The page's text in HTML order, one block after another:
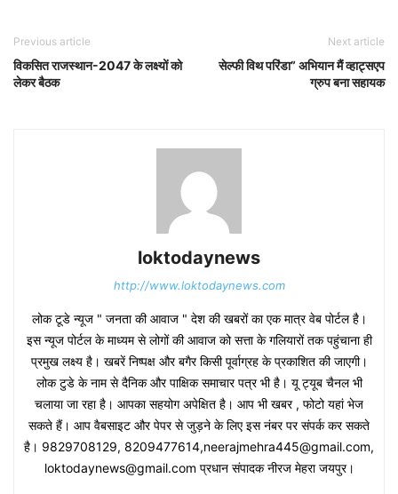
Previous article
विकसित राजस्थान-2047 के लक्ष्यों को
लेकर बैठक
Next article
सेल्फी विथ परिंडा” अभियान मैं व्हाट्सएप
ग्रुप बना सहायक
loktodaynews
http://www.loktodaynews.com
लोक टूडे न्यूज " जनता की आवाज " देश की खबरों का एक मात्र वेब पोर्टल है।
इस न्यूज पोर्टल के माध्यम से लोगों की आवाज को सत्ता के गलियारों तक पहुंचाना ही
प्रमुख लक्ष्य है। खबरें निष्पक्ष और बगैर किसी पूर्वाग्रह के प्रकाशित की जाएगी।
लोक टुडे के नाम से दैनिक और पाक्षिक समाचार पत्र भी है। यू ट्यूब चैनल भी
चलाया जा रहा है। आपका सहयोग अपेक्षित है। आप भी खबर , फोटो यहां भेज
सकते हैं। आप वैबसाइट और पेपर से जुड़ने के लिए इस नंबर पर संपर्क कर सकते
है। 9829708129, 8209477614,neerajmehra445@gmail.com,
loktodaynews@gmail.com प्रधान संपादक नीरज मेहरा जयपुर।